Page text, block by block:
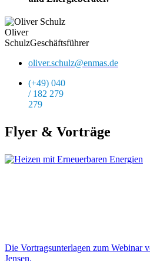
Oliver
SchulzGeschäftsführer
oliver.schulz@enmas.de
(+49) 040
/ 182 279
279
Flyer & Vorträge
Die Vortragsunterlagen zum Webinar
Jensen.